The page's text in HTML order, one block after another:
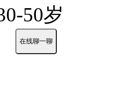
50岁
在线聊一聊